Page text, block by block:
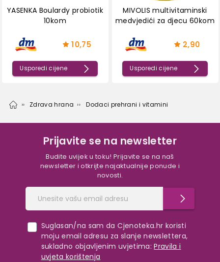
YASENKA Boulardy probiotik
10kom
10,75
Usporedi cijene
MIVOLIS multivitaminski
medvjedići za djecu 60kom
2,90
Usporedi cijene
Zdrava hrana Dodaci prehrani i vitamini
Prijavite se na newsletter
Budite uvijek u toku! Prijavite se na naš
newsletter i otkrijte najaktualnije ponude i
novosti.
Suglasan/na sam da Cjenoteka.hr koristi
moju email adresu za slanje newslettera,
sukladno objavljenim uvjetima: Pravila i
uvjeta korištenja